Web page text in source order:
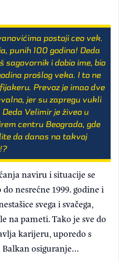
postoji ceo vek.
punih 100 godina! Deda
sagovornik i dobio ime, bio
prošlog veka. I to ne
Prevoz je imao dve
jer su zapregu vukli
Velimir je živeo u
centru Beograda, gde
da danas na takvoj
naviru i situacije se
nesrećne 1999. godine i
svega i svačega,
na pameti. Tako je sve do
karijeru, uporedo s
osiguranje...